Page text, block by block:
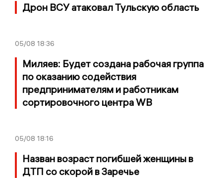
Дрон ВСУ атаковал Тульскую область
05/08 18:36
Миляев: Будет создана рабочая группа
по оказанию содействия
предпринимателям и работникам
сортировочного центра WB
05/08 18:16
Назван возраст погибшей женщины в
ДТП со скорой в Заречье